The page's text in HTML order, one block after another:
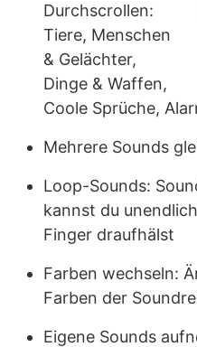
Durchscrollen:
Tiere, Menschen
& Gelächter,
Dinge & Waffen,
Coole Sprüche,
Mehrere Sounds
Loop-Sounds:
kannst du
Finger draufhälst
Farben wechseln:
Farben der
Eigene Sounds